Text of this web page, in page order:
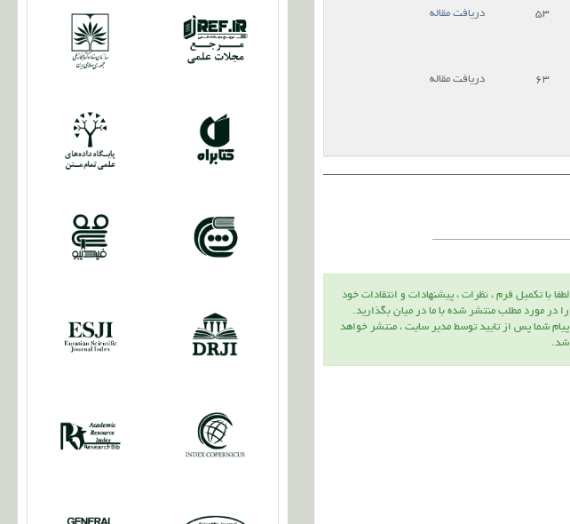
53
دریافت مقاله
63
دریافت مقاله
لطفا با تكميل فرم ، نظرات ، پيشنهادات و انتقادات خود
را در مورد مطلب منتشر شده با ما در ميان بگذاريد.
پيام شما پس از تاييد توسط مدير سايت ، منتشر خواهد
شد.